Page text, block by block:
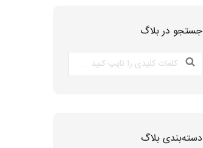
جستجو در بلاگ
دسته‌بندی بلاگ